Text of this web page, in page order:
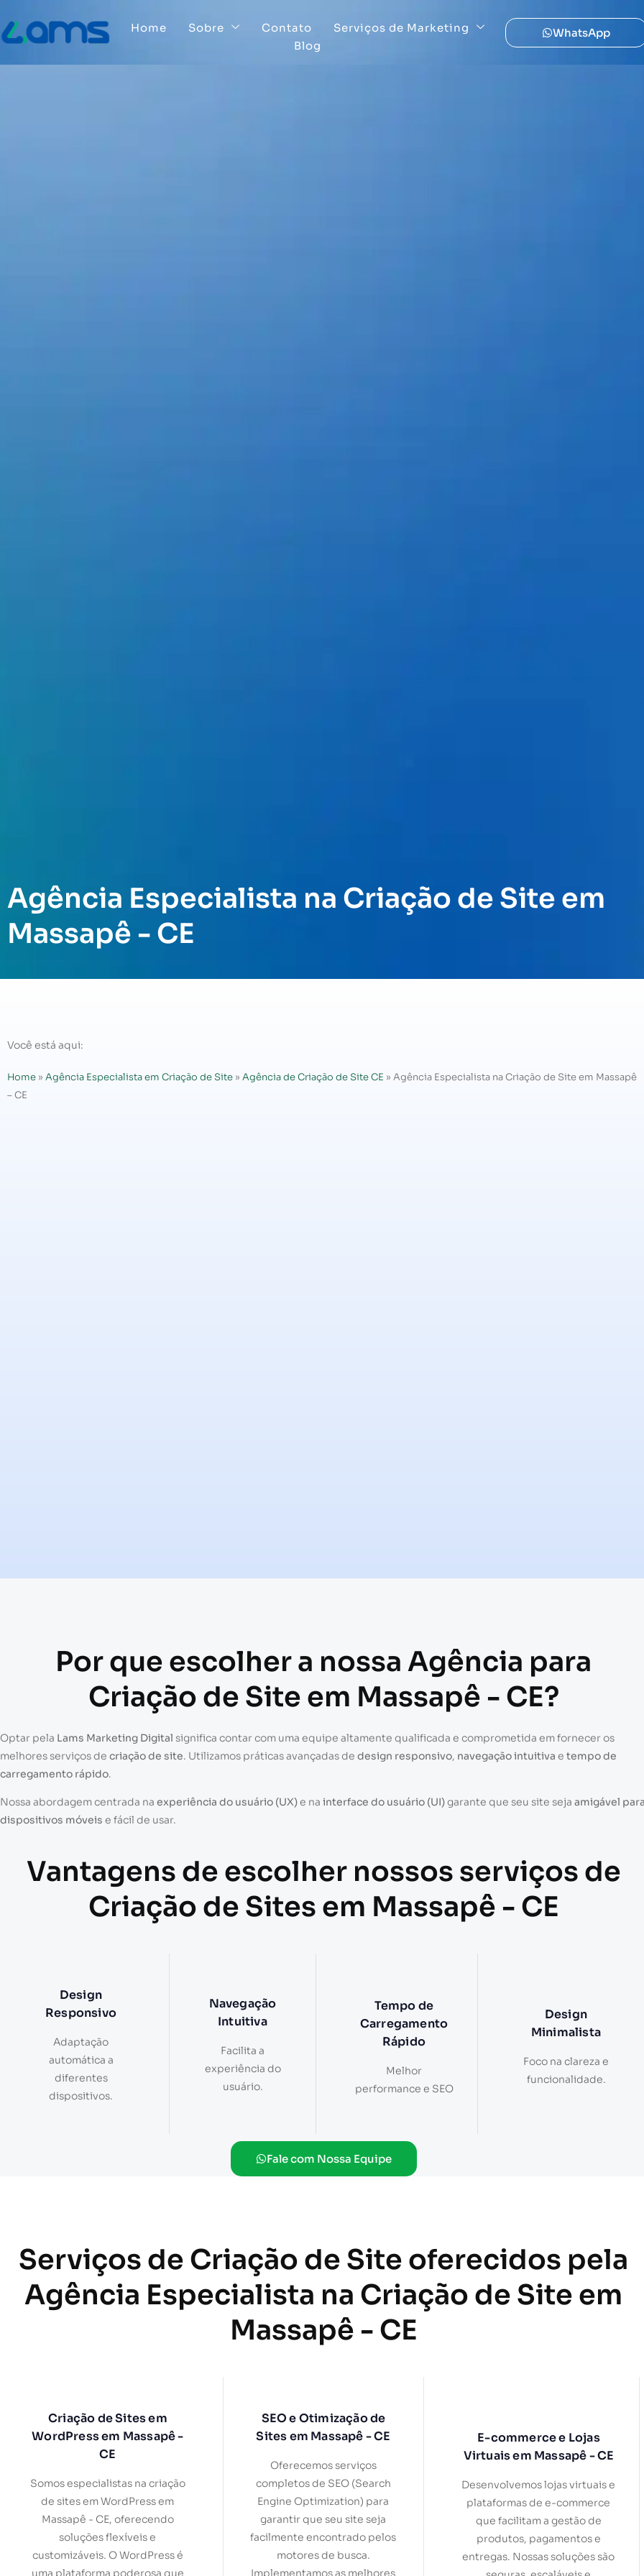
Home Sobre Contato
Serviços de Marketing
Blog
WhatsApp
Agência Especialista na Criação de Site em
Massapê - CE
Você está aqui:
Home » Agência Especialista em Criação de Site » Agência de Criação de Site CE » Agência Especialista na Criação de Site em Massapê
– CE
Por que escolher a nossa Agência para
Criação de Site em Massapê - CE?
Optar pela Lams Marketing Digital significa contar com uma equipe altamente qualificada e comprometida em fornecer os
melhores serviços de criação de site. Utilizamos práticas avançadas de design responsivo, navegação intuitiva e tempo de
carregamento rápido.
Nossa abordagem centrada na experiência do usuário (UX)e na interface do usuário (UI)garante que seu site seja amigável
dispositivos móveis e fácil de usar.
Vantagens de escolher nossos serviços de
Criação de Sites em Massapê - CE
Design
Responsivo
Adaptação
automática a
diferentes
dispositivos.
Navegação
Intuitiva
Facilita a
experiência do
usuário.
Tempo de
Carregamento
Rápido
Melhor
performance e SEO
Design
Minimalista
Foco na clareza e
funcionalidade.
Fale com Nossa Equipe
Serviços de Criação de Site oferecidos pela
Agência Especialista na Criação de Site em
Massapê - CE
Criação de Sites em
WordPress em Massapê -
CE
Somos especialistas na criação
de sites em WordPress em
Massapê - CE, oferecendo
soluções flexíveis e
customizáveis. O WordPress é
uma plataforma poderosa que
SEO e Otimização de
Sites em Massapê - CE
Oferecemos serviços
completos de SEO (Search
Engine Optimization) para
garantir que seu site seja
facilmente encontrado pelos
motores de busca.
Implementamos as melhores
E-commerce e Lojas
Virtuais em Massapê - CE
Desenvolvemos lojas virtuais e
plataformas de e-commerce
que facilitam a gestão de
produtos, pagamentos e
entregas. Nossas soluções são